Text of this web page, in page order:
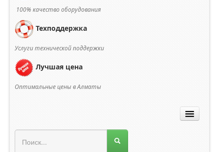
100% качество оборудования
Техподдержка
Услуги технической поддержки
Лучшая цена
Оптимальные цены в Алматы